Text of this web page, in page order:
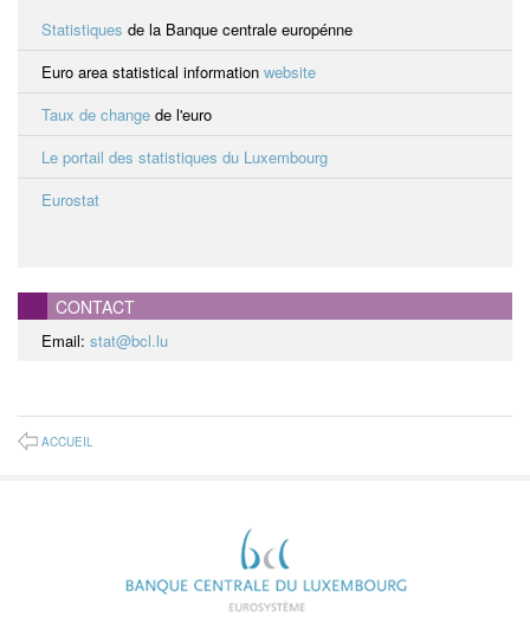
Statistiques de la Banque centrale europénne
Euro area statistical information website
Taux de change de l'euro
Le portail des statistiques du Luxembourg
Eurostat
CONTACT
Email: stat@bcl.lu
ACCUEIL